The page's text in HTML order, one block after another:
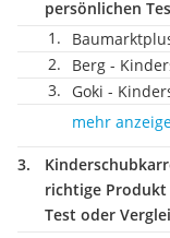
persönlichen
Berg -
Goki -
mehr
richtige Produkt
Test oder